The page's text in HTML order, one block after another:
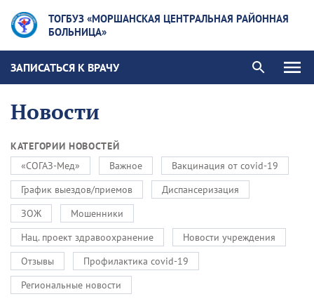
ТОГБУЗ «МОРШАНСКАЯ ЦЕНТРАЛЬНАЯ РАЙОННАЯ
БОЛЬНИЦА»
ЗАПИСАТЬСЯ К ВРАЧУ
Новости
КАТЕГОРИИ НОВОСТЕЙ
«СОГАЗ-Мед»
Важное
Вакцинация от covid-19
График выездов/приемов
Диспансеризация
ЗОЖ
Мошенники
Нац. проект здравоохранение
Новости учреждения
Отзывы
Профилактика covid-19
Региональные новости